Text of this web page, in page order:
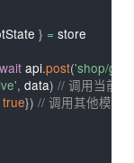
} = store
api.post('shop/
, data) // 调用当前
true}) // 调用其他模块